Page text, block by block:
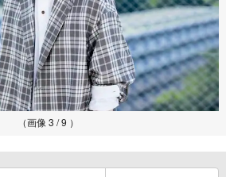
（画像 3 / 9 ）